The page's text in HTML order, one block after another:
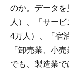
のか。データ
人）、「サー
4万人）、「宿
「卸売業、小
でも、製造業